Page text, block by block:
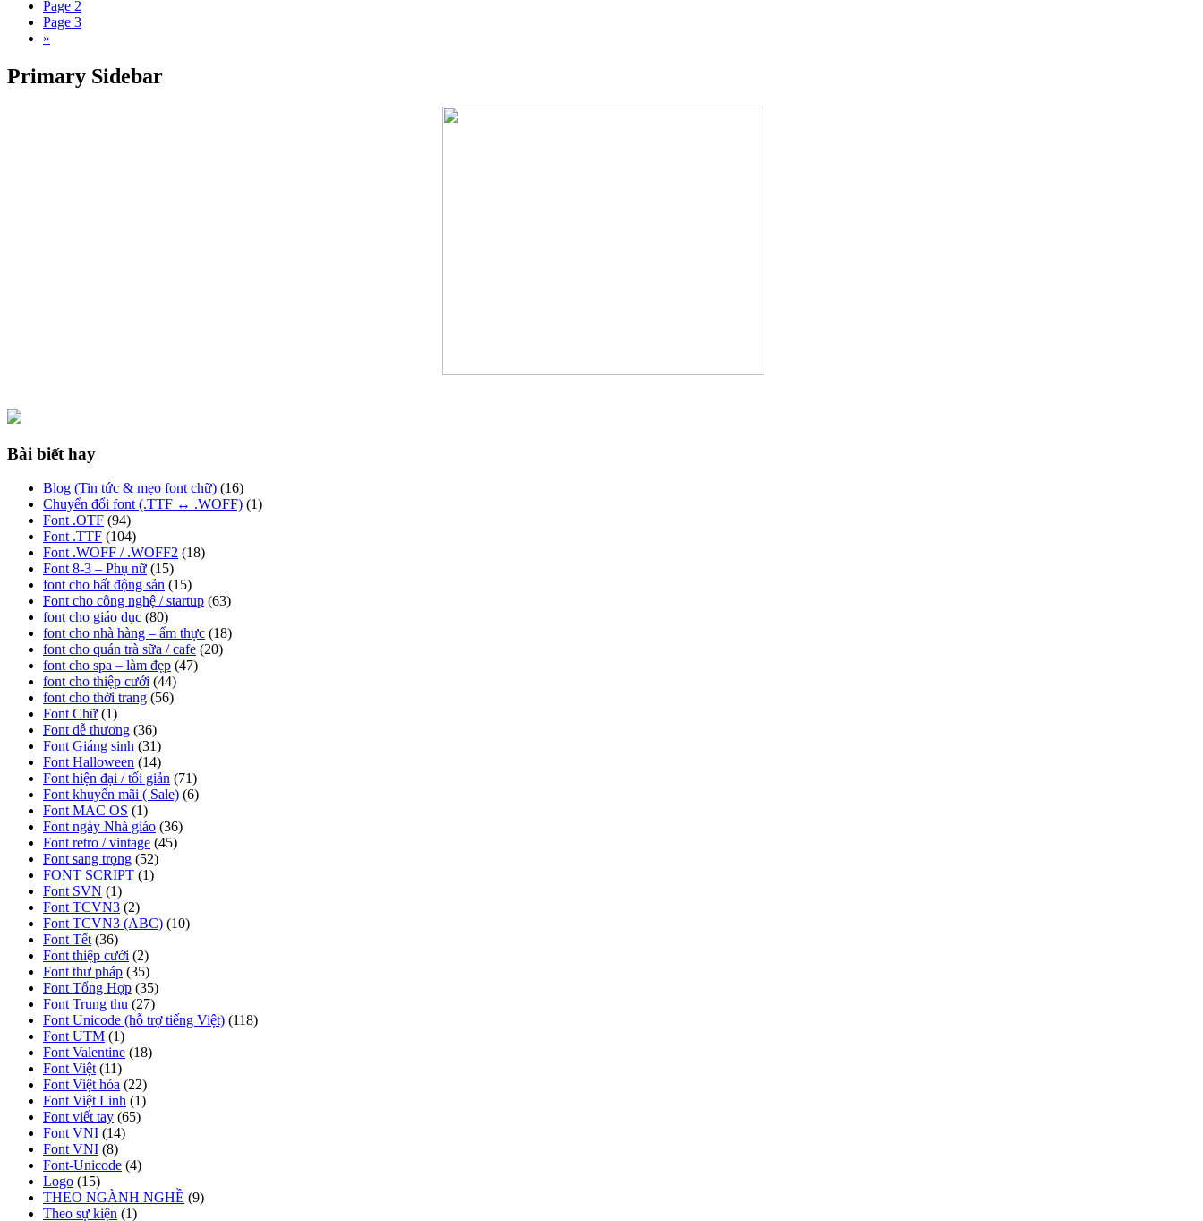
Page 2
Page 3
»
Primary Sidebar
Bài biết hay
Blog (Tin tức & mẹo font chữ) (16)
Chuyển đổi font (.TTF ↔ .WOFF) (1)
Font .OTF (94)
Font .TTF (104)
Font .WOFF / .WOFF2 (18)
Font 8-3 – Phụ nữ (15)
font cho bất động sản (15)
Font cho công nghệ / startup (63)
font cho giáo dục (80)
font cho nhà hàng – ẩm thực (18)
font cho quán trà sữa / cafe (20)
font cho spa – làm đẹp (47)
font cho thiệp cưới (44)
font cho thời trang (56)
Font Chữ (1)
Font dễ thương (36)
Font Giáng sinh (31)
Font Halloween (14)
Font hiện đại / tối giản (71)
Font khuyến mãi ( Sale) (6)
Font MAC OS (1)
Font ngày Nhà giáo (36)
Font retro / vintage (45)
Font sang trọng (52)
FONT SCRIPT (1)
Font SVN (1)
Font TCVN3 (2)
Font TCVN3 (ABC) (10)
Font Tết (36)
Font thiệp cưới (2)
Font thư pháp (35)
Font Tổng Hợp (35)
Font Trung thu (27)
Font Unicode (hỗ trợ tiếng Việt) (118)
Font UTM (1)
Font Valentine (18)
Font Việt (11)
Font Việt hóa (22)
Font Việt Linh (1)
Font viết tay (65)
Font VNI (14)
Font VNI (8)
Font-Unicode (4)
Logo (15)
THEO NGÀNH NGHỀ (9)
Theo sự kiện (1)